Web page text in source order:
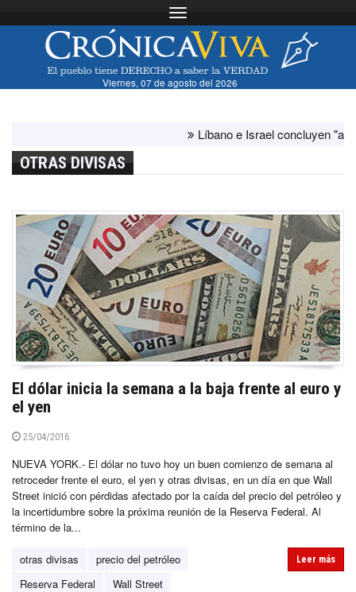
Toggle navigation
Viernes, 07 de agosto del 2026
Líbano e Israel concluyen "antes
OTRAS DIVISAS
El dólar inicia la semana a la baja frente al euro y
el yen
25/04/2016
NUEVA YORK.- El dólar no tuvo hoy un buen comienzo de semana al
retroceder frente el euro, el yen y otras divisas, en un día en que Wall
Street inició con pérdidas afectado por la caída del precio del petróleo y
la incertidumbre sobre la próxima reunión de la Reserva Federal. Al
término de la...
otras divisas
precio del petróleo
Reserva Federal
Wall Street
Leer más